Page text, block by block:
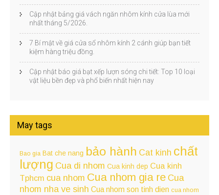
Cập nhật bảng giá vách ngăn nhôm kính cửa lùa mới
nhất tháng 5/2026.
7 Bí mật về giá cửa sổ nhôm kính 2 cánh giúp bạn tiết
kiệm hàng triệu đồng.
Cập nhật báo giá bạt xếp lượn sóng chi tiết: Top 10 loại
vật liệu bền đẹp và phổ biến nhất hiện nay
May tags
Bao gia Bat che nang bảo hành Cat kinh chất
lượng Cua di nhom Cua kinh dep Cua kinh
Tphcm cua nhom Cua nhom gia re Cua
nhom nha ve sinh Cua nhom son tinh dien cua nhom